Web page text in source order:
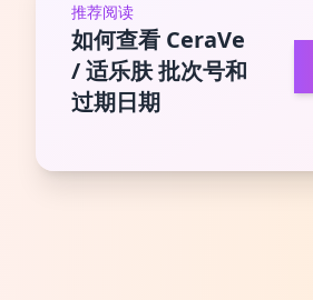
推荐阅读
如何查看 CeraVe
/ 适乐肤 批次号和
过期日期